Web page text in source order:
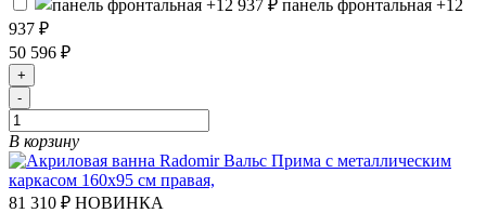
панель фронтальная +12
937 ₽
50 596 ₽
+
-
В корзину
81 310 ₽ НОВИНКА